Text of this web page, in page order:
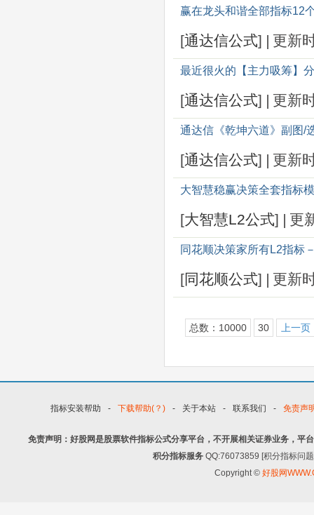
赢在龙头和谐全部指标12
[通达信公式] | 更新
最近很火的【主力吸筹】
[通达信公式] | 更新
通达信《乾坤六道》副图/
[通达信公式] | 更新
大智慧稳赢决策全套指标
[大智慧L2公式] | 更
同花顺决策家所有L2指标
[同花顺公式] | 更新
总数：10000 30 上一页
指标安装帮助 - 下载帮助(？) - 关于本站 - 联系我们 - 免责声
免责声明：好股网是股票软件指标公式分享平台，不开展相关证券业务，平
积分指标服务 QQ:76073859 [积分指标问
Copyright © 好股网